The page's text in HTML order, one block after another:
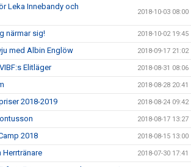
Leka Innebandy och
2018-10-03 08:00
närmar sig! 2018-10-02 19:45
med Albin Englöw 2018-09-17 21:02
Elitläger 2018-08-31 08:06
2018-08-28 20:41
2018-2019 2018-08-24 09:42
2018-08-17 13:27
2018 2018-08-15 13:00
Herrtränare 2018-07-30 17:41